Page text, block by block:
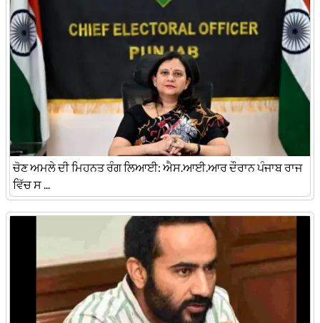
ਚੋਣ ਅਮਲੇ ਦੀ ਮਿਹਨਤ ਰੰਗ ਲਿਆਈ: ਐਸ.ਆਈ.ਆਰ ਦੌਰਾਨ ਪੰਜਾਬ ਰਾਜ
ਵਿੱਚ ਸ ...